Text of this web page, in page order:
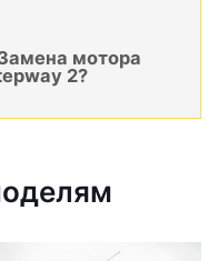
мотора
2?